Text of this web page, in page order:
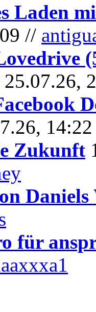
Laden
//
25.07.26,
Zukunft
für